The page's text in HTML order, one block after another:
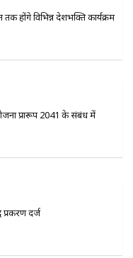
होंगे विभिन्न देशभक्ति कार्यक्रम
प्रारूप 2041 के संबंध में
दर्ज